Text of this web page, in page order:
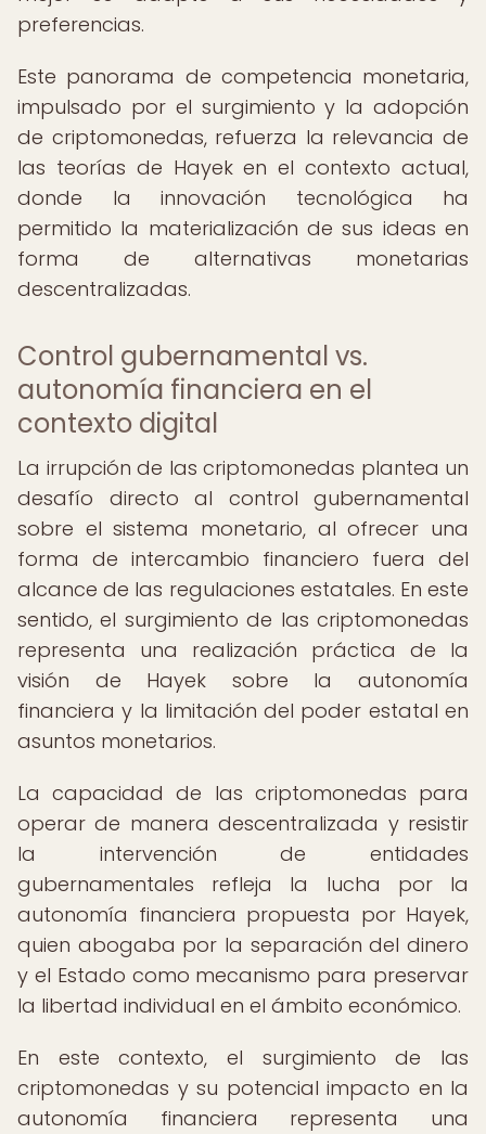
preferencias.
Este panorama de competencia monetaria,
impulsado por el surgimiento y la adopción
de criptomonedas, refuerza la relevancia de
las teorías de Hayek en el contexto actual,
donde la innovación tecnológica ha
permitido la materialización de sus ideas en
forma de alternativas monetarias
descentralizadas.
Control gubernamental vs.
autonomía financiera en el
contexto digital
La irrupción de las criptomonedas plantea un
desafío directo al control gubernamental
sobre el sistema monetario, al ofrecer una
forma de intercambio financiero fuera del
alcance de las regulaciones estatales. En este
sentido, el surgimiento de las criptomonedas
representa una realización práctica de la
visión de Hayek sobre la autonomía
financiera y la limitación del poder estatal en
asuntos monetarios.
La capacidad de las criptomonedas para
operar de manera descentralizada y resistir
la intervención de entidades
gubernamentales refleja la lucha por la
autonomía financiera propuesta por Hayek,
quien abogaba por la separación del dinero
y el Estado como mecanismo para preservar
la libertad individual en el ámbito económico.
En este contexto, el surgimiento de las
criptomonedas y su potencial impacto en la
autonomía financiera representa una